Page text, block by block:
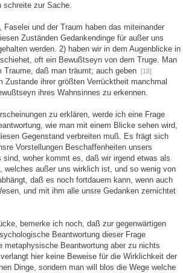
schreite zur Sache.
Faselei und der Traum haben das miteinander
Zuständen Gedankendinge für außer uns
werden. 2) haben wir in dem Augenblicke in
oft ein Bewußtseyn von dem Truge. Man
Traume, daß man träumt; auch geben
[18]
Zustande ihrer größten Verrücktheit manchmal
ihres Wahnsinnes zu erkennen.
zu erklären, werde ich eine Frage
wie man mit einem Blicke sehen wird,
Gegenstand verbreiten muß. Es frägt sich
Vorstellungen Beschaffenheiten unsers
sind, woher kommt es, daß wir irgend etwas als
welches außer uns wirklich ist, und so wenig von
daß es noch fortdauern kann, wenn auch
und mit ihm alle unsre Gedanken zernichtet
bemerke ich noch, daß zur gegenwärtigen
Beantwortung dieser Frage
metaphysische Beantwortung aber zu nichts
hier keine Beweise für die Wirklichkeit der
Dinge, sondern man will blos die Wege welche